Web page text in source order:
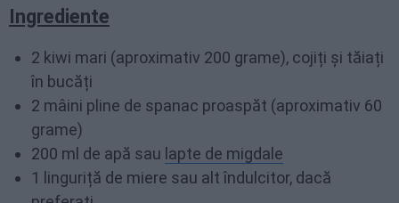
Ingrediente
2 kiwi mari (aproximativ 200 grame), cojiți și tăiați
în bucăți
2 mâini pline de spanac proaspăt (aproximativ 60
grame)
200 ml de apă sau lapte de migdale
1 linguriță de miere sau alt îndulcitor, dacă